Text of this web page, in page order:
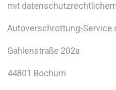
mit
Autoverschrottung-
Gahlenstraße 202a
44801 Bochum